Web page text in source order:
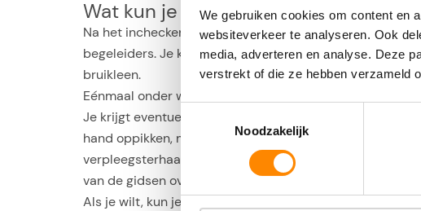
We gebruiken cookies om content en
websiteverkeer te analyseren. Ook
media, adverteren en analyse. Deze
verstrekt of die ze hebben verzameld
Noodzakelijk
Wat kun je verwachten
Na het inchecken wordt je ingedeeld in een groepje van
begeleiders. Je krijgt uitleg over de excursie die je gaat
bruikleen.
Eénmaal onder water zie je allerlei verschillende vissen
Je krijgt eventueel voedsel om de haaien te voeren. Kan
hand oppikken, maar dat is geen onderdeel van het
verpleegsterhaaien, voer je via een speciaal gemaakt
van de gidsen over de vissen, waardoor het niet alleen
Als je wilt, kun je foto’s of video’s laten maken van jouw